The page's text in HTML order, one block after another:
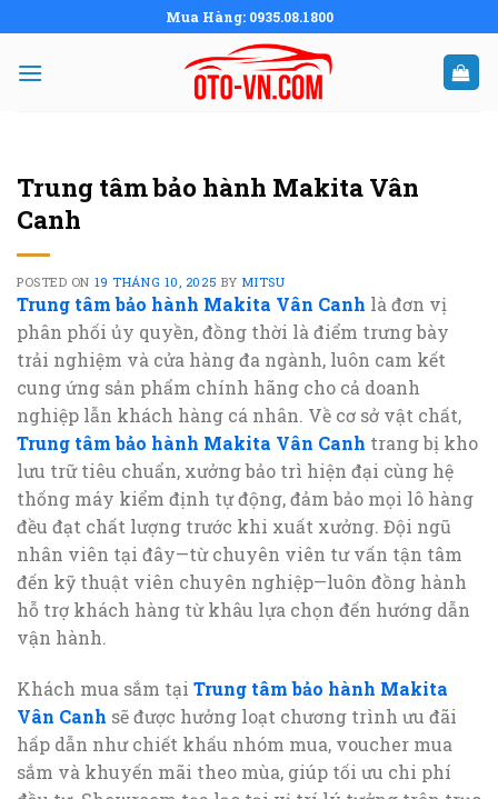
to
content
Mua Hàng: 0935.08.1800
Trung tâm bảo hành Makita Vân
Canh
POSTED ON 19 THÁNG 10, 2025 BY MITSU
Trung tâm bảo hành Makita Vân Canh là đơn vị
phân phối ủy quyền, đồng thời là điểm trưng bày
trải nghiệm và cửa hàng đa ngành, luôn cam kết
cung ứng sản phẩm chính hãng cho cả doanh
nghiệp lẫn khách hàng cá nhân. Về cơ sở vật chất,
Trung tâm bảo hành Makita Vân Canh trang bị kho
lưu trữ tiêu chuẩn, xưởng bảo trì hiện đại cùng hệ
thống máy kiểm định tự động, đảm bảo mọi lô hàng
đều đạt chất lượng trước khi xuất xưởng. Đội ngũ
nhân viên tại đây—từ chuyên viên tư vấn tận tâm
đến kỹ thuật viên chuyên nghiệp—luôn đồng hành
hỗ trợ khách hàng từ khâu lựa chọn đến hướng dẫn
vận hành.
Khách mua sắm tại Trung tâm bảo hành Makita
Vân Canh sẽ được hưởng loạt chương trình ưu đãi
hấp dẫn như chiết khấu nhóm mua, voucher mua
sắm và khuyến mãi theo mùa, giúp tối ưu chi phí